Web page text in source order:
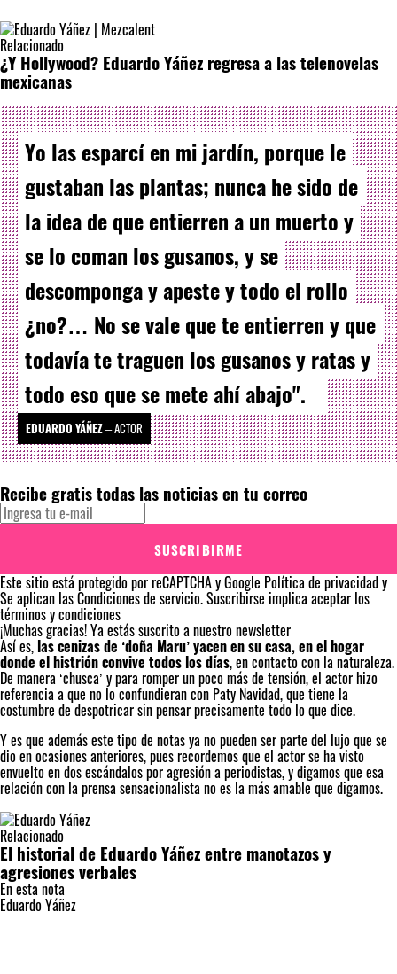
Relacionado
¿Y Hollywood? Eduardo Yáñez regresa a las telenovelas
mexicanas
Yo las esparcí en mi jardín, porque le
gustaban las plantas; nunca he sido de
la idea de que entierren a un muerto y
se lo coman los gusanos, y se
descomponga y apeste y todo el rollo
¿no?… No se vale que te entierren y que
todavía te traguen los gusanos y ratas y
todo eso que se mete ahí abajo".
EDUARDO YÁÑEZ–ACTOR
Recibe gratis todas las noticias en tu correo
SUSCRIBIRME
Este sitio está protegido por reCAPTCHA y Google Política de privacidady
Se aplican lasCondiciones de servicio. Suscribirse implica aceptar los
términos y condiciones
¡Muchas gracias!Ya estás suscrito a nuestro newsletter
Así es, las cenizas de ‘doña Maru’ yacen en su casa, en el hogar
donde el histrión convive todos los días, en contacto con la naturaleza.
De manera ‘chusca’ y para romper un poco más de tensión, el actor hizo
referencia a que no lo confundieran con Paty Navidad, que tiene la
costumbre de despotricar sin pensar precisamente todo lo que dice.
Y es que además este tipo de notas ya no pueden ser parte del lujo que se
dio en ocasiones anteriores, pues recordemos que el actor se ha visto
envuelto en dos escándalos por agresión a periodistas, y digamos que esa
relación con la prensa sensacionalista no es la más amable que digamos.
Relacionado
El historial de Eduardo Yáñez entre manotazos y
agresiones verbales
En esta nota
Eduardo Yáñez